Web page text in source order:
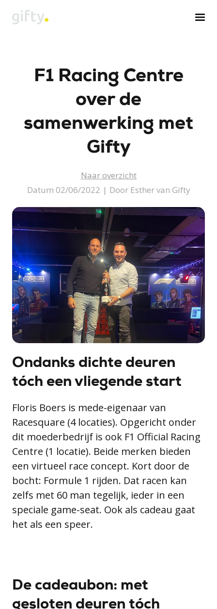
F1 Racing Centre
over de
samenwerking met
Gifty
Naar overzicht
Datum 02/06/2022 | Door Esther van Gifty
Ondanks dichte deuren
tóch een vliegende start
Floris Boers is mede-eigenaar van
Racesquare (4 locaties). Opgericht onder
dit moederbedrijf is ook F1 Official Racing
Centre (1 locatie). Beide merken bieden
een virtueel race concept. Kort door de
bocht: Formule 1 rijden. Dat racen kan
zelfs met 60 man tegelijk, ieder in een
speciale game-seat. Ook als cadeau gaat
het als een speer.
De cadeaubon: met
gesloten deuren tóch